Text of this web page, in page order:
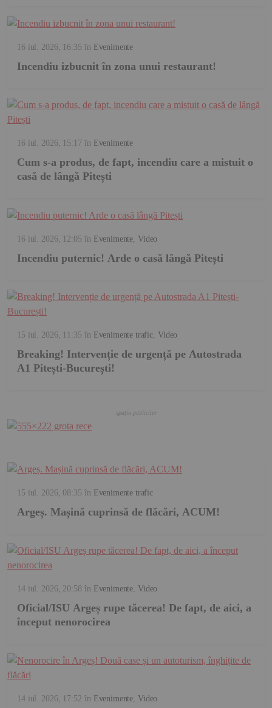
16 iul. 2026, 16:35 în Evenimente
Incendiu izbucnit în zona unui restaurant!
16 iul. 2026, 15:17în Evenimente
Cum s-a produs, de fapt, incendiu care a mistuit o
casă de lângă Pitești
16 iul. 2026, 12:05 în Evenimente, Video
Incendiu puternic! Arde o casă lângă Pitești
15 iul. 2026, 11:35 în Evenimente trafic, Video
Breaking! Intervenție de urgență pe Autostrada
A1 Pitești-București!
15 iul. 2026, 08:35 în Evenimente trafic
Argeș. Mașină cuprinsă de flăcări, ACUM!
14 iul. 2026, 20:58 în Evenimente Video
Oficial/ISU Argeș rupe tăcerea! De fapt, de aici, a
început nenorocirea
14 iul. 2026, 17:52 în Evenimente Video